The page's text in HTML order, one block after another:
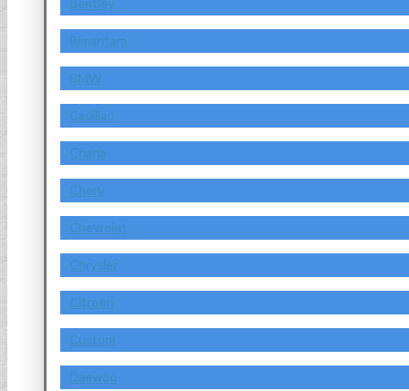
Bentley
Bimantara
BMW
Cadillac
Chana
Chery
Chevrolet
Chrysler
Citroen
Custom
Daewoo